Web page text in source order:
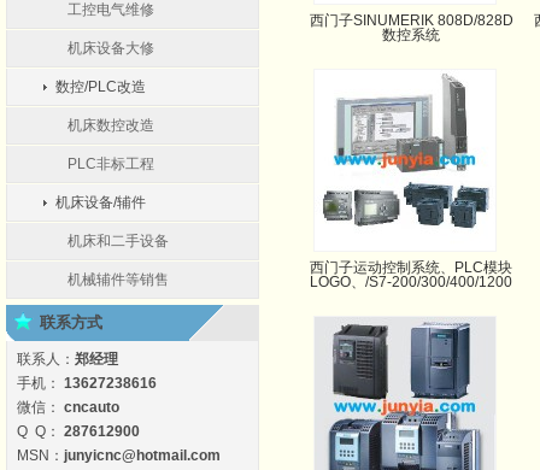
西门子SINUMERIK 808D/828D
数控系统
西门子运动控制系统、PLC模块
LOGO、/S7-200/300/400/1200
工控电气维修
机床设备大修
数控/PLC改造
机床数控改造
PLC非标工程
机床设备/辅件
机床和二手设备
机械辅件等销售
联系方式
联系人： 郑经理
手机： 13627238616
微信： cncauto
Q Q： 287612900
MSN： junyicnc@hotmail.com